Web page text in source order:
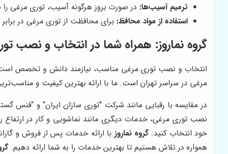
ترمیم آسیب‌ها: در صورت بروز هرگونه آسیب، توری مرغی
استفاده از مواد محافظ: برای محافظت از توری مرغی در
گروه نماروز: همراه شما در انتخاب و نصب
انتخاب و نصب توری مرغی مناسب، نیازمند دانش و تخصص
مرغی در سراسر تهران است. ما با ارائه بهترین کیفیت و
در مقایسه با رقبایی مانند شرکت "توری سازان ایران" و "فنس
نصب توری مرغی، خدمات دیگری مانند نماشویی و کار در ارتفاع
خود انتخاب کنید.گروه نماروز با ارائه خدمات پس از فروش و
همواره در تلاش هستیم تا بهترین خدمات را به شما ارائه دهیم.